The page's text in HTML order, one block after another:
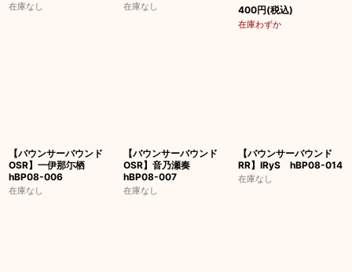
在庫なし 在庫なし
400円(税込)
在庫わずか
【バウンサーバウンド
OSR】一伊那尓栖
hBP08-006
在庫なし
【バウンサーバウンド
OSR】音乃瀬奏
hBP08-007
在庫なし
【バウンサーバウンド
RR】IRyS hBP08-014
在庫なし